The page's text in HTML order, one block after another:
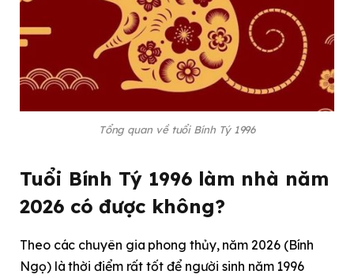
Tổng quan về tuổi Bính Tý 1996
Tuổi Bính Tý 1996 làm nhà năm
2026 có được không?
Theo các chuyên gia phong thủy, năm 2026 (Bính
Ngọ) là thời điểm rất tốt để người sinh năm 1996